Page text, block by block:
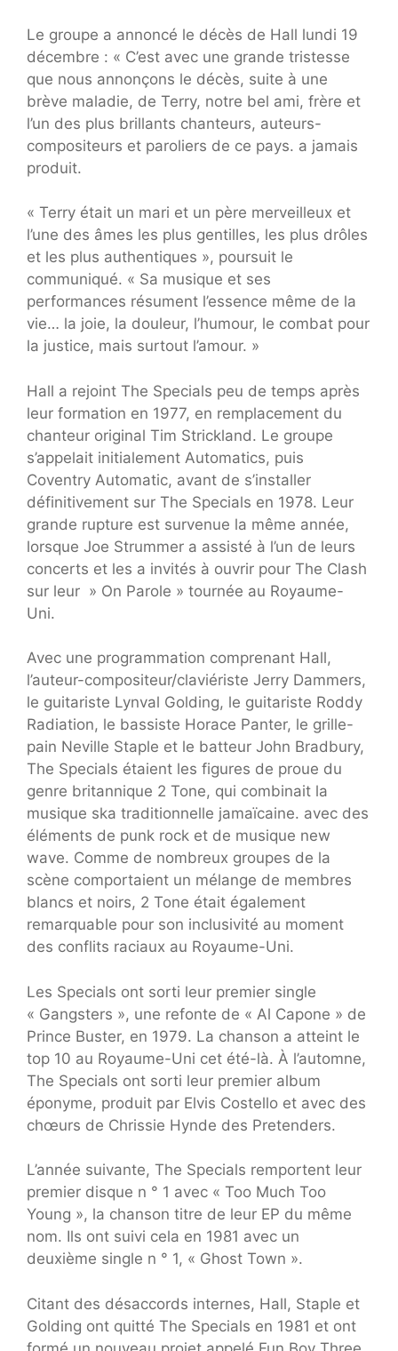
Le groupe a annoncé le décès de Hall lundi 19
décembre : « C’est avec une grande tristesse
que nous annonçons le décès, suite à une
brève maladie, de Terry, notre bel ami, frère et
l’un des plus brillants chanteurs, auteurs-
compositeurs et paroliers de ce pays. a jamais
produit.
« Terry était un mari et un père merveilleux et
l’une des âmes les plus gentilles, les plus drôles
et les plus authentiques », poursuit le
communiqué. « Sa musique et ses
performances résument l’essence même de la
vie… la joie, la douleur, l’humour, le combat pour
la justice, mais surtout l’amour. »
Hall a rejoint The Specials peu de temps après
leur formation en 1977, en remplacement du
chanteur original Tim Strickland. Le groupe
s’appelait initialement Automatics, puis
Coventry Automatic, avant de s’installer
définitivement sur The Specials en 1978. Leur
grande rupture est survenue la même année,
lorsque Joe Strummer a assisté à l’un de leurs
concerts et les a invités à ouvrir pour The Clash
sur leur » On Parole » tournée au Royaume-
Uni.
Avec une programmation comprenant Hall,
l’auteur-compositeur/claviériste Jerry Dammers,
le guitariste Lynval Golding, le guitariste Roddy
Radiation, le bassiste Horace Panter, le grille-
pain Neville Staple et le batteur John Bradbury,
The Specials étaient les figures de proue du
genre britannique 2 Tone, qui combinait la
musique ska traditionnelle jamaïcaine. avec des
éléments de punk rock et de musique new
wave. Comme de nombreux groupes de la
scène comportaient un mélange de membres
blancs et noirs, 2 Tone était également
remarquable pour son inclusivité au moment
des conflits raciaux au Royaume-Uni.
Les Specials ont sorti leur premier single
« Gangsters », une refonte de « Al Capone » de
Prince Buster, en 1979. La chanson a atteint le
top 10 au Royaume-Uni cet été-là. À l’automne,
The Specials ont sorti leur premier album
éponyme, produit par Elvis Costello et avec des
chœurs de Chrissie Hynde des Pretenders.
L’année suivante, The Specials remportent leur
premier disque n ° 1 avec « Too Much Too
Young », la chanson titre de leur EP du même
nom. Ils ont suivi cela en 1981 avec un
deuxième single n ° 1, « Ghost Town ».
Citant des désaccords internes, Hall, Staple et
Golding ont quitté The Specials en 1981 et ont